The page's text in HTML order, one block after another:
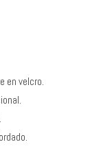
en velcro.